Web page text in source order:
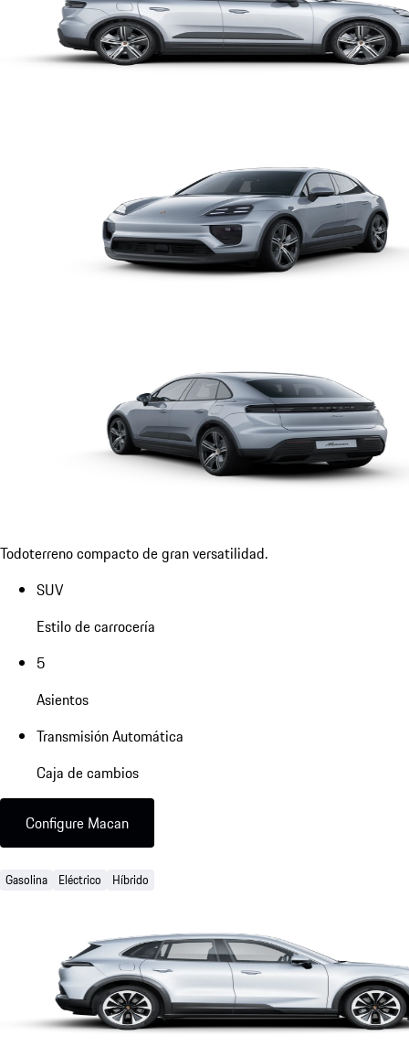
Todoterreno compacto de gran versatilidad.
SUV
Estilo de carrocería
5
Asientos
Transmisión Automática
Caja de cambios
Configure Macan
Gasolina Eléctrico Híbrido